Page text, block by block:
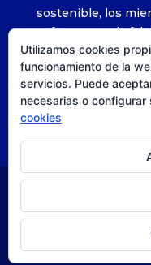
sostenible, los
esfuerzos en la
permitan alcanzar
utilización
»Leer más
© AEFA| Agencia
Estrategia,
de
Utilizamos cookies
funcionamiento de la
servicios. Puede
necesarias o configurar
cookies